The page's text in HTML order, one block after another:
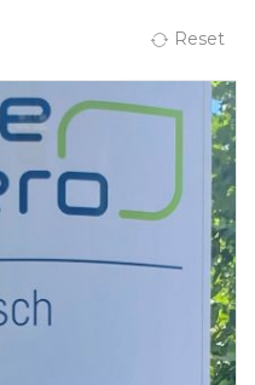
Reset